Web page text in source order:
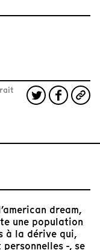
dream,
une population
à la dérive qui,
-, se